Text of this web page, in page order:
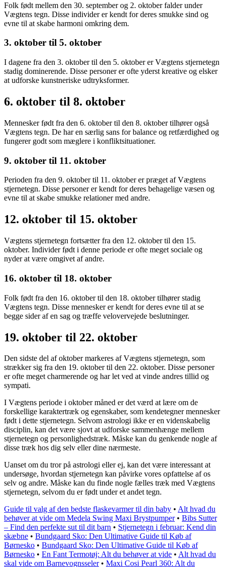
Folk født mellem den 30. september og 2. oktober falder under
Vægtens tegn. Disse individer er kendt for deres smukke sind og
evne til at skabe harmoni omkring dem.
3. oktober til 5. oktober
I dagene fra den 3. oktober til den 5. oktober er Vægtens stjernetegn
stadig dominerende. Disse personer er ofte yderst kreative og elsker
at udforske kunstneriske udtryksformer.
6. oktober til 8. oktober
Mennesker født fra den 6. oktober til den 8. oktober tilhører også
Vægtens tegn. De har en særlig sans for balance og retfærdighed og
fungerer godt som mæglere i konfliktsituationer.
9. oktober til 11. oktober
Perioden fra den 9. oktober til 11. oktober er præget af Vægtens
stjernetegn. Disse personer er kendt for deres behagelige væsen og
evne til at skabe smukke relationer med andre.
12. oktober til 15. oktober
Vægtens stjernetegn fortsætter fra den 12. oktober til den 15.
oktober. Individer født i denne periode er ofte meget sociale og
nyder at være omgivet af andre.
16. oktober til 18. oktober
Folk født fra den 16. oktober til den 18. oktober tilhører stadig
Vægtens tegn. Disse mennesker er kendt for deres evne til at se
begge sider af en sag og træffe velovervejede beslutninger.
19. oktober til 22. oktober
Den sidste del af oktober markeres af Vægtens stjernetegn, som
strækker sig fra den 19. oktober til den 22. oktober. Disse personer
er ofte meget charmerende og har let ved at vinde andres tillid og
sympati.
I Vægtens periode i oktober måned er det værd at lære om de
forskellige karaktertræk og egenskaber, som kendetegner mennesker
født i dette stjernetegn. Selvom astrologi ikke er en videnskabelig
disciplin, kan det være sjovt at udforske sammenhænge mellem
stjernetegn og personlighedstræk. Måske kan du genkende nogle af
disse træk hos dig selv eller dine nærmeste.
Uanset om du tror på astrologi eller ej, kan det være interessant at
undersøge, hvordan stjernetegn kan påvirke vores opfattelse af os
selv og andre. Måske kan du finde nogle fælles træk med Vægtens
stjernetegn, selvom du er født under et andet tegn.
Guide til valg af den bedste flaskevarmer til din baby • Alt hvad du
behøver at vide om Medela Swing Maxi Brystpumper• Bibs Sutter
– Find den perfekte sut til dit barn • Stjernetegn i februar: Kend din
skæbne • Bundgaard Sko: Den Ultimative Guide til Køb af
Børnesko • Bundgaard Sko: Den Ultimative Guide til Køb af
Børnesko • En Fant Termotøj: Alt du behøver at vide • Alt hvad du
skal vide om Barnevognsseler• Maxi Cosi Pearl 360: Alt du